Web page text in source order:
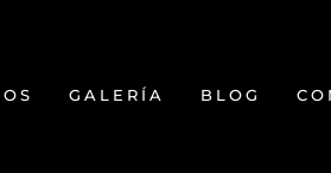
GALERÍA BLOG